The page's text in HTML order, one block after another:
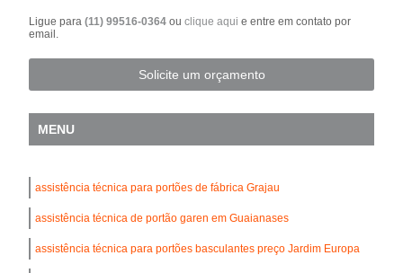
Ligue para(11) 99516-0364ouclique aqui e entre em contato por
email.
Solicite um orçamento
MENU
assistência técnica para portões de fábrica Grajau
assistência técnica de portão garen em Guaianases
assistência técnica para portões basculantes preço Jardim Europa